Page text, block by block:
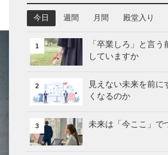
今日 週間 月間 殿堂入り
1
「卒業しろ」と言
していますか
2
見えない未来を前に
くなるのか
3 未来は「今ここ」で